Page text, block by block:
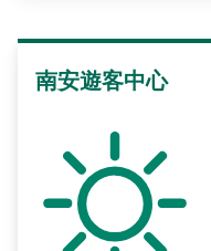
南安遊客中心